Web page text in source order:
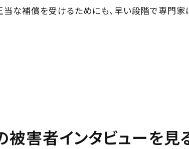
当な補償を受けるためにも、早い段階で専門
被害者インタビューを見